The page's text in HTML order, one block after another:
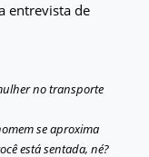
entrevista de
no transporte
se aproxima
está sentada, né?